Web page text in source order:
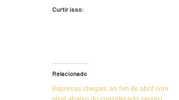
Curtir isso:
Relacionado
Represas chegam ao fim de abril com
nível abaixo do considerado seguro